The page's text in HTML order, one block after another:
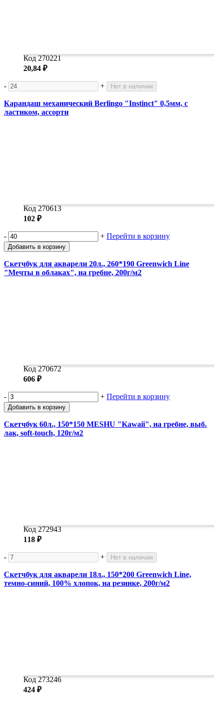
Код 270221
20,84 ₽
- + Нет в наличии
Карандаш механический Berlingo "Instinct" 0,5мм, с
ластиком, ассорти
Код 270613
102 ₽
- + Перейти в корзину
Добавить в корзину
Скетчбук для акварели 20л., 260*190 Greenwich Line
"Мечты в облаках", на гребне, 200г/м2
Код 270672
606 ₽
- + Перейти в корзину
Добавить в корзину
Скетчбук 60л., 150*150 MESHU "Kawaii", на гребне, выб.
лак, soft-touch, 120г/м2
Код 272943
118 ₽
- + Нет в наличии
Скетчбук для акварели 18л., 150*200 Greenwich Line,
темно-синий, 100% хлопок, на резинке, 200г/м2
Код 273246
424 ₽